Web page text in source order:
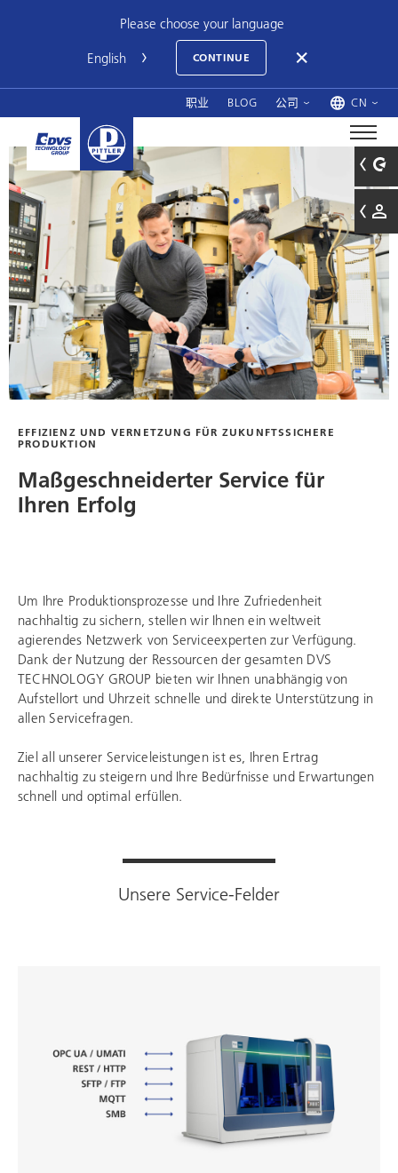
Please choose your language
CONTINUE
职业 BLOG 公司 CN
EFFIZIENZ UND VERNETZUNG FÜR ZUKUNFTSSICHERE
PRODUKTION
Maßgeschneiderter Service für
Ihren Erfolg
Um Ihre Produktionsprozesse und Ihre Zufriedenheit
nachhaltig zu sichern, stellen wir Ihnen ein weltweit
agierendes Netzwerk von Serviceexperten zur Verfügung.
Dank der Nutzung der Ressourcen der gesamten DVS
TECHNOLOGY GROUP bieten wir Ihnen unabhängig von
Aufstellort und Uhrzeit schnelle und direkte Unterstützung in
allen Servicefragen.
Ziel all unserer Serviceleistungen ist es, Ihren Ertrag
nachhaltig zu steigern und Ihre Bedürfnisse und Erwartungen
schnell und optimal erfüllen.
Unsere Service-Felder